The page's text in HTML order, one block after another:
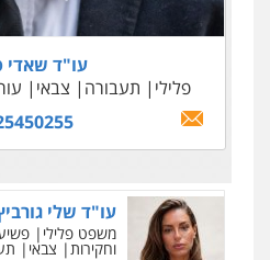
עו"ד שאדי
פלילי
תעבורה צבאי
עו"ד נדב
פלילי תעבורה עורכי דין
0538788878
עו"ד אסף דוק
חקירות
0526885006
עו"ד שלי
משפט פלילי
וחקירות צבאי